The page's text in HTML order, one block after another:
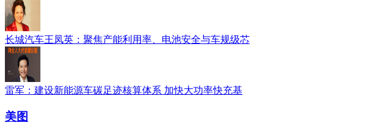
长城汽车王凤英：聚焦产能利用率、电池安全与车规级芯
雷军：建设新能源车碳足迹核算体系 加快大功率快充基
美图